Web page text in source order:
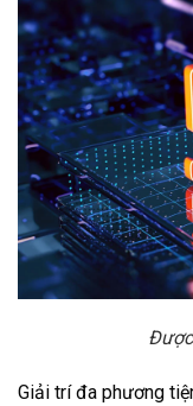
Giải trí đa phương